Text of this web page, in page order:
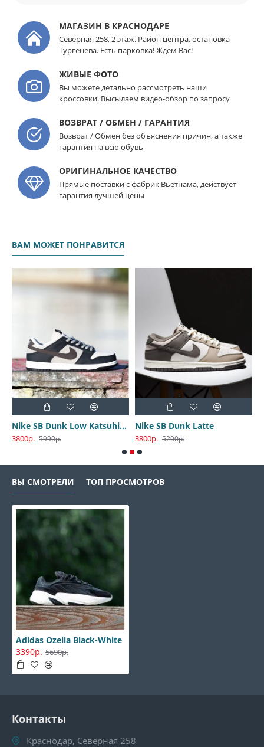
МАГАЗИН В КРАСНОДАРЕ
Северная 258, 2 этаж. Район центра, остановка
Тургенева. Есть парковка! Ждём Вас!
ЖИВЫЕ ФОТО
Вы можете детально рассмотреть наши
кроссовки. Высылаем видео-обзор по запросу
ВОЗВРАТ / ОБМЕН / ГАРАНТИЯ
Возврат / Обмен без объяснения причин, а также
гарантия на всю обувь
ОРИГИНАЛЬНОЕ КАЧЕСТВО
Прямые поставки с фабрик Вьетнама, действует
гарантия лучшей цены
ВАМ МОЖЕТ ПОНРАВИТСЯ
Nike SB Dunk Low Katsuhiro Otomo
3800р. 5990р.
Nike SB Dunk Latte
3800р. 5200р.
ВЫ СМОТРЕЛИ ТОП ПРОСМОТРОВ
Adidas Ozelia Black-White
3390р. 5690р.
Контакты
Краснодар, Северная 258